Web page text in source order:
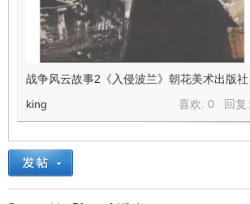
战争风云故事2《入侵波兰》朝花美术出版社
喜欢: 0 回复:
king